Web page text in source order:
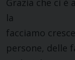
Grazia che ci è
la
facciamo
persone, delle